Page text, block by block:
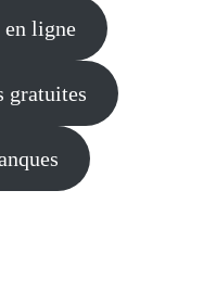
en ligne
gratuites